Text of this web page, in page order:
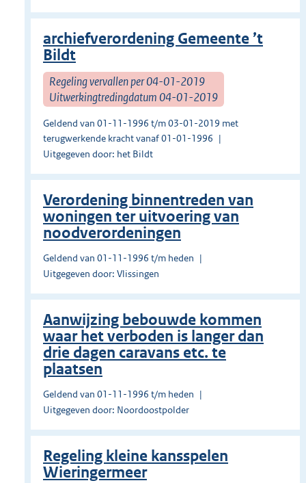
archiefverordening Gemeente ’t
Bildt
Regeling vervallen per 04-01-2019
Uitwerkingtredingdatum 04-01-2019
Geldend van 01-11-1996 t/m 03-01-2019 met
terugwerkende kracht vanaf 01-01-1996
Uitgegeven door: het Bildt
Verordening binnentreden van
woningen ter uitvoering van
noodverordeningen
Geldend van 01-11-1996 t/m heden
Uitgegeven door: Vlissingen
Aanwijzing bebouwde kommen
waar het verboden is langer dan
drie dagen caravans etc. te
plaatsen​
Geldend van 01-11-1996 t/m heden
Uitgegeven door: Noordoostpolder
Regeling kleine kansspelen
Wieringermeer